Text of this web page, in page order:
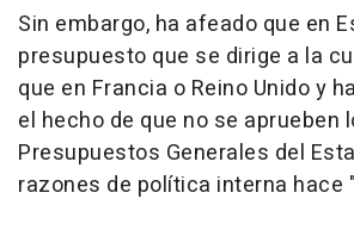
Sin embargo, ha afeado que en
presupuesto que se dirige a la
que en Francia o Reino Unido y
el hecho de que no se aprueben
Presupuestos Generales del
razones de política interna hace